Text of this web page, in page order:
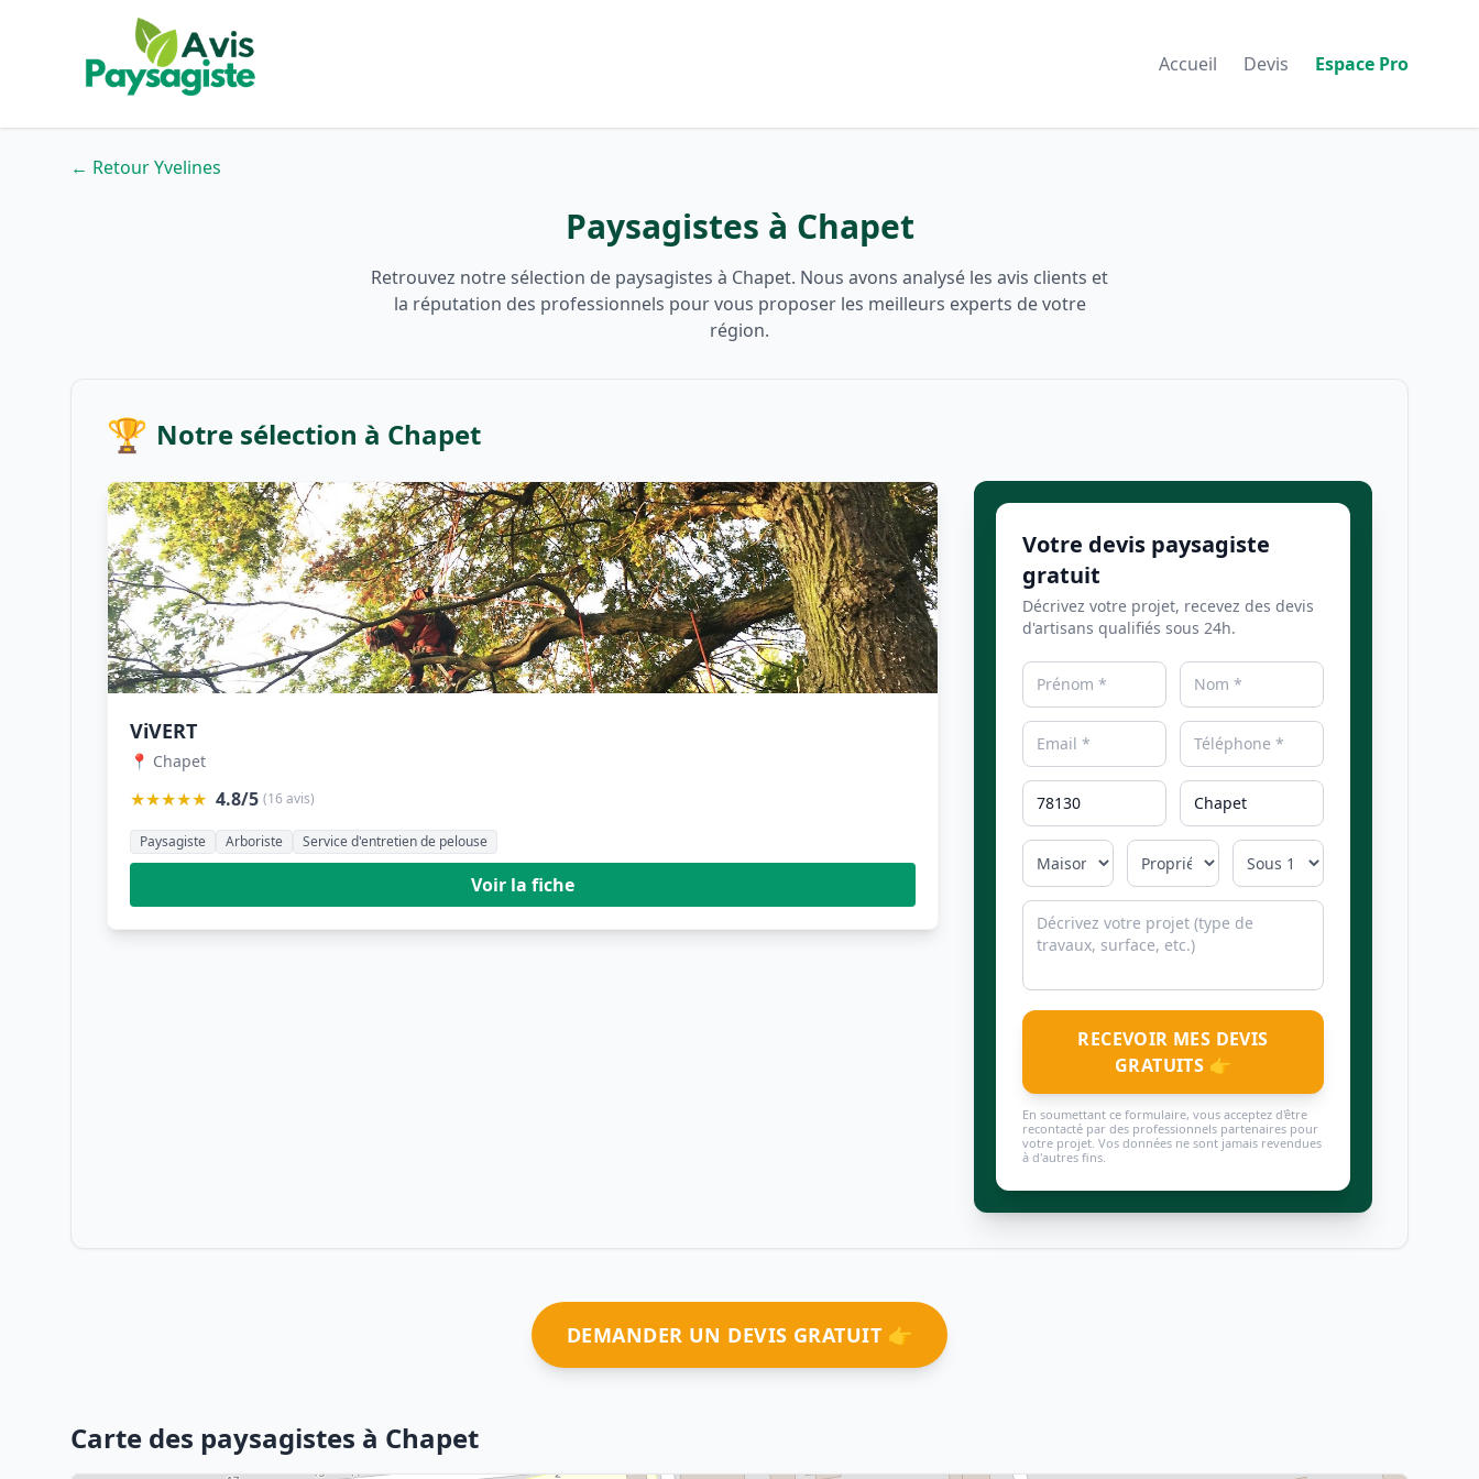
Accueil Devis Espace Pro
← Retour Yvelines
Paysagistes à Chapet
Retrouvez notre sélection de paysagistes à Chapet. Nous avons analysé les avis clients et
la réputation des professionnels pour vous proposer les meilleurs experts de votre
région.
🏆 Notre sélection à Chapet
ViVERT
📍 Chapet
★★★★★ 4.8/5 (16 avis)
Paysagiste Arboriste Service d'entretien de pelouse
Voir la fiche
Votre devis paysagiste
gratuit
Décrivez votre projet, recevez des devis
d'artisans qualifiés sous 24h.
RECEVOIR MES DEVIS
GRATUITS 👉
En soumettant ce formulaire, vous acceptez d'être
recontacté par des professionnels partenaires pour
votre projet. Vos données ne sont jamais revendues
à d'autres fins.
DEMANDER UN DEVIS GRATUIT 👉
Carte des paysagistes à Chapet